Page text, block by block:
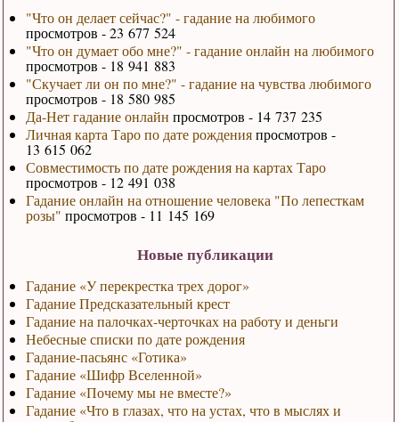
"Что он делает сейчас?" - гадание на любимого
просмотров - 23 677 524
"Что он думает обо мне?" - гадание онлайн на любимого
просмотров - 18 941 883
"Скучает ли он по мне?" - гадание на чувства любимого
просмотров - 18 580 985
Да-Нет гадание онлайн просмотров - 14 737 235
Личная карта Таро по дате рожденияпросмотров -
13 615 062
Совместимость по дате рождения на картах Таро
просмотров - 12 491 038
Гадание онлайн на отношение человека "По лепесткам
розы" просмотров - 11 145 169
Новые публикации
Гадание «У перекрестка трех дорог»
Гадание Предсказательный крест
Гадание на палочках-черточках на работу и деньги
Небесные списки по дате рождения
Гадание-пасьянс «Готика»
Гадание «Шифр Вселенной»
Гадание «Почему мы не вместе?»
Гадание «Что в глазах, что на устах, что в мыслях и